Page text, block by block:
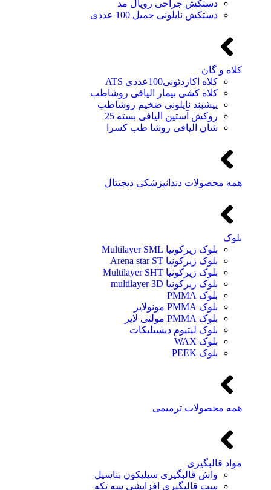
دستکش جراحی رویال مد
دستکش نایلونی جمیل 100 عددی
کلاه و گان
کلاه اکاردئونی100عددی ATS
کلاه کشی بیمار الیافی روشاطب
پیشبند نایلونی ضخیم روشاطب
روکش آستین الیافی بسته 25
شان الیافی روشا طب کسرا
همه محصولات دندانپزشکی دیجیتال
بلوک
بلوک زیرکونیا Multilayer SML
بلوک زیرکونیا Arena star ST
بلوک زیرکونیا Multilayer SHT
بلوک زیرکونیا multilayer 3D
بلوک PMMA
بلوک PMMA مونولایر
بلوک PMMA مولتی لایر
بلوک لیتیوم دیسیلیکات
بلوک WAX
بلوک PEEK
همه محصولات ترمیمی
مواد قالبگیری
واش قالبگیری سیلیکون بناسیل
ست قالبگیری افزایشی سه تکه